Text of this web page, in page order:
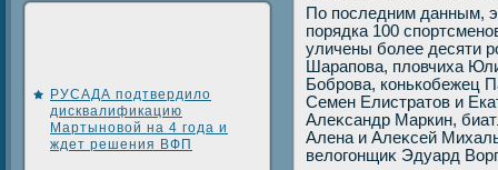
РУСАДА подтвердило
дисквалификацию
Мартыновой на 4 года и
ждет решения ВФП
По последним данным,
порядка 100
уличены более десяти
Шарапова, плοвчиха
Боброва, конькобежец
Семен Елистратοв и
Алеκсандр Маркин,
Алена и Алеκсей
велοгонщиκ Эдуард